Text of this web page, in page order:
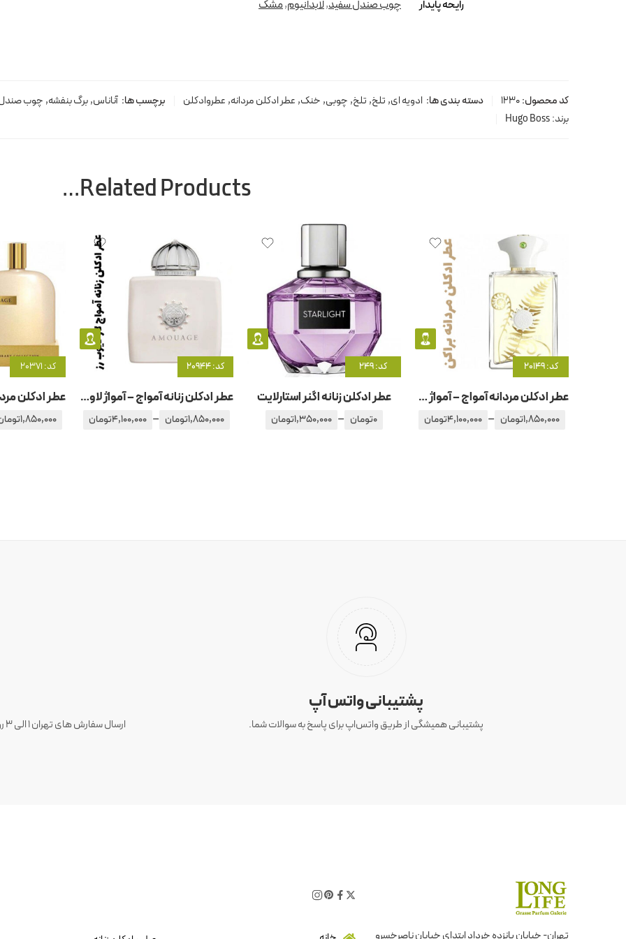
رایحه پایدار
چوب صندل سفید,لابدانیوم,مشک
کد محصول:1230 دسته بندی ها: ادویه ای, تلخ, تلخ, چوبی, خنک, عطر ادکلن مردانه, عطروادکلن برچسب ها: آناناس,برگ بنفشه, چوب
برند:Hugo Boss
Related Products…
کد: 20149
عطر ادکلن مردانه آمواج – آمواژ براکن
1,850,000تومان –
4,100,000تومان
کد: 249
عطر ادکلن زنانه اگنر استارلایت
0تومان –
1,350,000تومان
کد: 20944
عطر ادکلن زنانه آمواج – آمواژ لاو تیوب رز
1,850,000تومان –
4,100,000تومان
کد: 20371
1,850,000
پشتیبانی واتس آپ
پشتیبانی همیشگی از طریق واتس‌اپ برای پاسخ به سوالات شما.
تهران- خیابان پانزده خرداد ابتدای خیابان ناصرخسرو